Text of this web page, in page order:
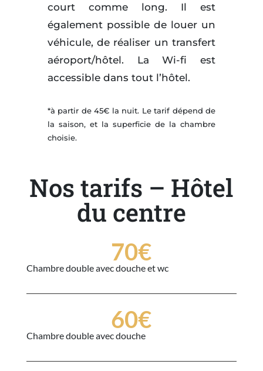
court comme long. Il est
également possible de louer un
véhicule, de réaliser un transfert
aéroport/hôtel. La Wi-fi est
accessible dans tout l’hôtel.
*à partir de 45€ la nuit. Le tarif dépend de
la saison, et la superficie de la chambre
choisie.
Nos tarifs – Hôtel
du centre
70€
Chambre double avec douche et wc
60€
Chambre double avec douche